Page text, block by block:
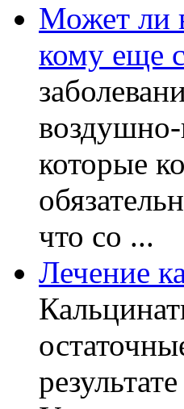
Может ли
кому еще
которые
что со ...
Лечение